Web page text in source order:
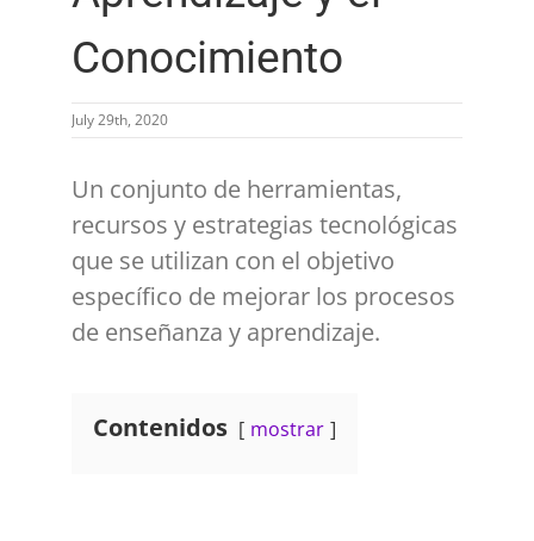
Conocimiento
July 29th, 2020
Un conjunto de herramientas,
recursos y estrategias tecnológicas
que se utilizan con el objetivo
específico de mejorar los procesos
de enseñanza y aprendizaje.
Contenidos mostrar